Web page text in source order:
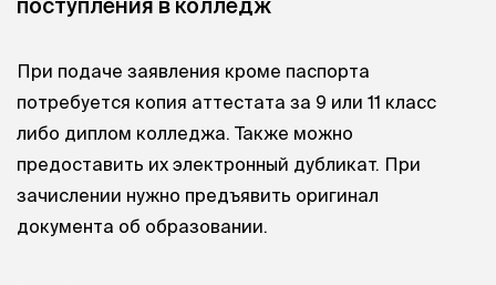
поступления в колледж
При подаче заявления кроме паспорта
потребуется копия аттестата за 9 или 11 класс
либо диплом колледжа. Также можно
предоставить их электронный дубликат. При
зачислении нужно предъявить оригинал
документа об образовании.